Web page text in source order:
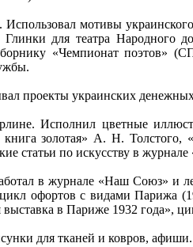
мотивы
для театра Народного
«Чемпионат
проекты украинских
Исполнил цветные
золотая» А. Н.
статьи по искусству в
в журнале «Наш Союз» и
цикл офортов с видами
в Париже 1932 года»,
для тканей и ковров,